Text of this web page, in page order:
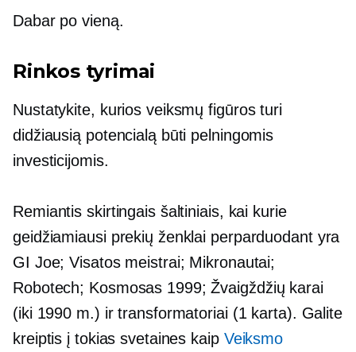
Dabar po vieną.
Rinkos tyrimai
Nustatykite, kurios veiksmų figūros turi
didžiausią potencialą būti pelningomis
investicijomis.
Remiantis skirtingais šaltiniais, kai kurie
geidžiamiausi prekių ženklai perparduodant yra
GI Joe; Visatos meistrai; Mikronautai;
Robotech; Kosmosas 1999; Žvaigždžių karai
(iki 1990 m.) ir transformatoriai (1 karta). Galite
kreiptis į tokias svetaines kaip Veiksmo